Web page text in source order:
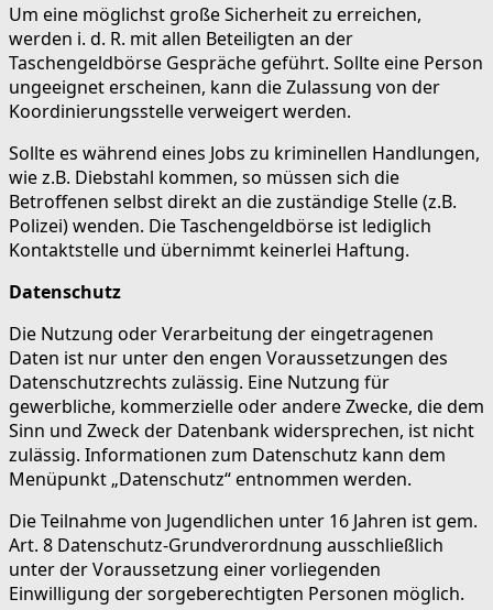
Um eine möglichst große Sicherheit zu erreichen,
werden i. d. R. mit allen Beteiligten an der
Taschengeldbörse Gespräche geführt. Sollte eine Person
ungeeignet erscheinen, kann die Zulassung von der
Koordinierungsstelle verweigert werden.
Sollte es während eines Jobs zu kriminellen Handlungen,
wie z.B. Diebstahl kommen, so müssen sich die
Betroffenen selbst direkt an die zuständige Stelle (z.B.
Polizei) wenden. Die Taschengeldbörse ist lediglich
Kontaktstelle und übernimmt keinerlei Haftung.
Datenschutz
Die Nutzung oder Verarbeitung der eingetragenen
Daten ist nur unter den engen Voraussetzungen des
Datenschutzrechts zulässig. Eine Nutzung für
gewerbliche, kommerzielle oder andere Zwecke, die dem
Sinn und Zweck der Datenbank widersprechen, ist nicht
zulässig. Informationen zum Datenschutz kann dem
Menüpunkt „Datenschutz“ entnommen werden.
Die Teilnahme von Jugendlichen unter 16 Jahren ist gem.
Art. 8 Datenschutz-Grundverordnung ausschließlich
unter der Voraussetzung einer vorliegenden
Einwilligung der sorgeberechtigten Personen möglich.